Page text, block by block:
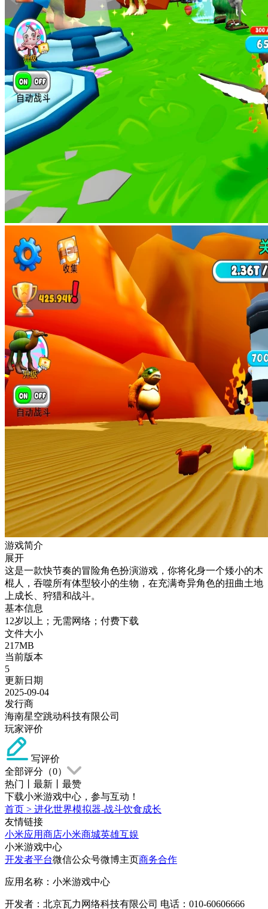
游戏简介
展开
这是一款快节奏的冒险角色扮演游戏，你将化身一个矮小的木
棍人，吞噬所有体型较小的生物，在充满奇异角色的扭曲土地
上成长、狩猎和战斗。
基本信息
12岁以上；无需网络；付费下载
文件大小
217MB
当前版本
5
更新日期
2025-09-04
发行商
海南星空跳动科技有限公司
玩家评价
写评价
全部评分（0）
热门
最新
最赞
下载小米游戏中心，参与互动！
首页 > 进化世界模拟器-战斗饮食成长
友情链接
小米应用商店小米商城英雄互娱
小米游戏中心
开发者平台微信公众号微博主页商务合作
应用名称：小米游戏中心
开发者：北京瓦力网络科技有限公司 电话：010-60606666